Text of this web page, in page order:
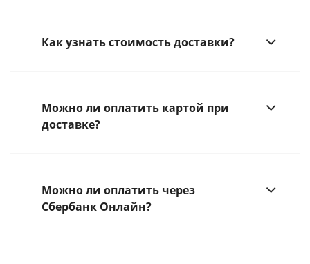
Как узнать стоимость доставки?
Можно ли оплатить картой при
доставке?
Можно ли оплатить через
Сбербанк Онлайн?